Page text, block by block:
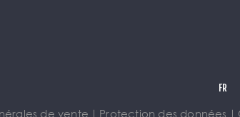
de vente ｜ Protection des données ｜